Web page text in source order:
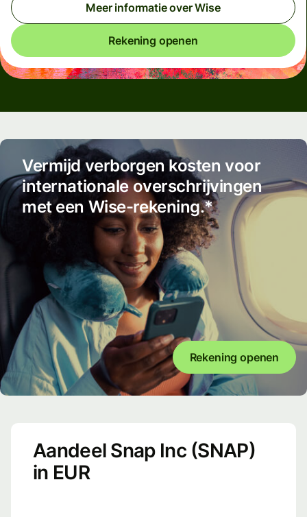
Meer informatie over Wise
Rekening openen
Vermijd verborgen kosten voor
internationale overschrijvingen
met een Wise-rekening.*
Rekening openen
Aandeel Snap Inc (SNAP)
in EUR